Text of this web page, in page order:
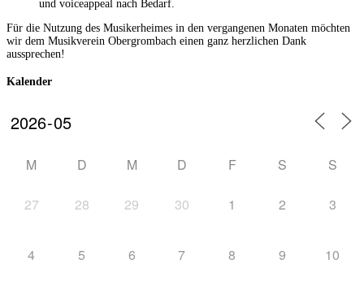
und voiceappeal nach Bedarf.
Für die Nutzung des Musikerheimes in den vergangenen Monaten möchten
wir dem Musikverein Obergrombach einen ganz herzlichen Dank
aussprechen!
Kalender
M D M D F S S
27 28 29 30 1 2 3
4 5 6 7 8 9 10